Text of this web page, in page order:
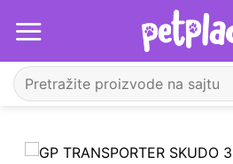
Претрага
за: